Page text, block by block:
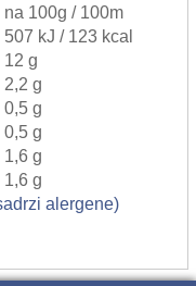
na 100g / 100m
507 kJ / 123 kcal
12 g
2,2 g
0,5 g
0,5 g
1,6 g
1,6 g
alergene)